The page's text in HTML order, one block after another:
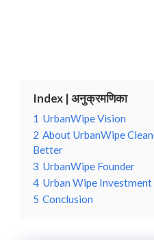
Index | अनुक्रमणिका
1 UrbanWipe Vision
2 About UrbanWipe
Better
3 UrbanWipe Founder
4 Urban Wipe
5 Conclusion